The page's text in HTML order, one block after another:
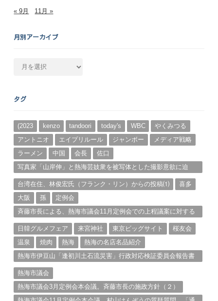
« 9月 11月 »
月別アーカイブ
カ
ブ
タグ
(2023 kenzo tandoori today's WBC
やくみつる
アントニオ
エイプリルール ジャンボー
メディア戦略
ラーメン
中国 会長
佐口
写真家「山岸伸」と熱海芸妓衆を被写体とした撮影意欲に迫
台湾在住、林俊宏氏（フランク・リン）からの投稿⑴
喜多
大阪
孫
定例会
斉藤市長による、熱海市議会11月定例会での上程議案に対する
日韓グルメフェア
来宮神社 東京ビッグサイト
桜友会
温泉
焼肉 熱海
熱海の名店名品紹介
熱海市伊豆山「逢初川土石流災害」行政対応検証委員会報告書
熱海市議会
熱海市議会3月定例会本会議。斉藤市長の施政方針（２）